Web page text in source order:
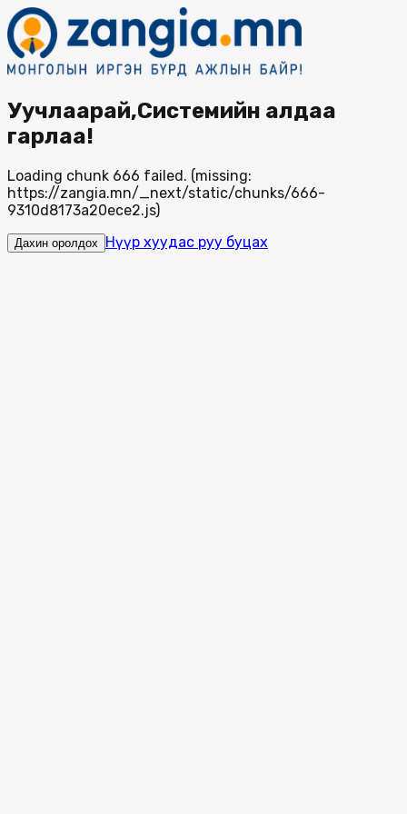
Уучлаарай,Системийн алдаа
гарлаа!
Loading chunk 666 failed. (missing:
https://zangia.mn/_next/static/chunks/666-
9310d8173a20ece2.js)
Дахин оролдох Нүүр хуудас руу буцах